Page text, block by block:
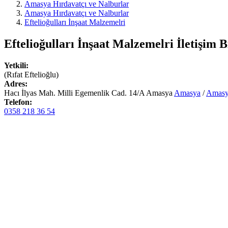
Amasya Hırdavatçı ve Nalburlar
Amasya Hırdavatçı ve Nalburlar
Eftelioğulları İnşaat Malzemelri
Eftelioğulları İnşaat Malzemelri İletişim
Yetkili:
(Rıfat Eftelioğlu)
Adres:
Hacı İlyas Mah. Milli Egemenlik Cad. 14/A Amasya Amasya /
Telefon:
0358 218 36 54